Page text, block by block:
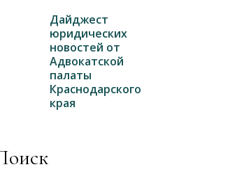
Дайджест
юридических
новостей от
Адвокатской
палаты
Краснодарского
края